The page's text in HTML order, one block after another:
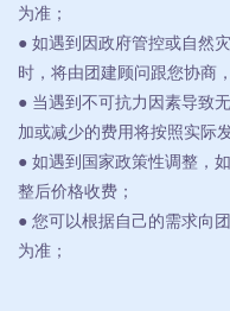
为准；
● 如遇到因政府管控或自然
时，将由团建顾问跟您协商
● 当遇到不可抗力因素导致
加或减少的费用将按照实际
● 如遇到国家政策性调整，
整后价格收费；
● 您可以根据自己的需求向
为准；